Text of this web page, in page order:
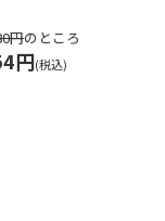
円のところ
円(税込)